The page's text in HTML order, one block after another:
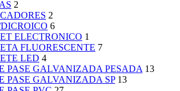
2
2
6
ELECTRONICO 1
FLUORESCENTE 7
LED 4
PASE GALVANIZADA PESADA 13
PASE GALVANIZADA SP 13